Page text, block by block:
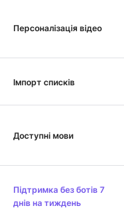
Персоналізація відео
Імпорт списків
Доступні мови
Підтримка без ботів 7
днів на тиждень